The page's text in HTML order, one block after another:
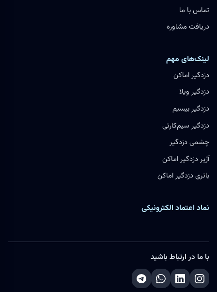
تماس با ما
دریافت مشاوره
لینک‌های مهم
دزدگیر اماکن
دزدگیر ویلا
دزدگیر بیسیم
دزدگیر سیم‌کارتی
چشمی دزدگیر
آژیر دزدگیر اماکن
باتری دزدگیر اماکن
نماد اعتماد الکترونیکی
با ما در ارتباط باشید